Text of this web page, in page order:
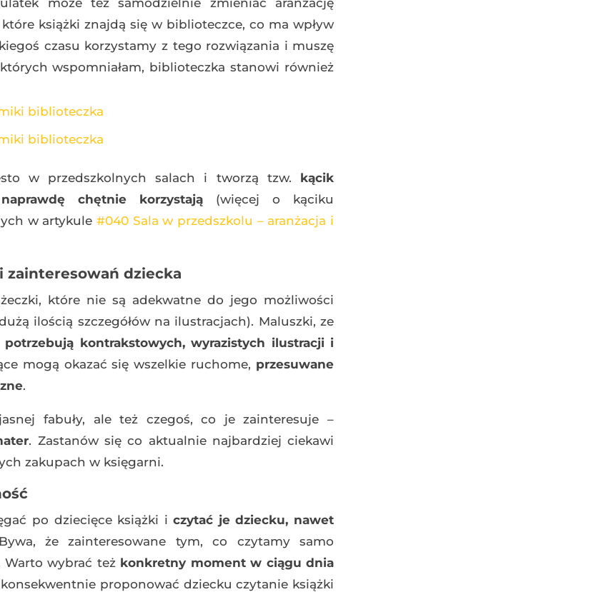
książki znajdą się w biblioteczce, co ma wpływ
czasu korzystamy z tego rozwiązania i muszę
wspomniałam, biblioteczka stanowi również
w przedszkolnych salach i tworzą tzw. kącik
chętnie korzystają (więcej o kąciku
w artykule#040 Sala w przedszkolu – aranżacja i
zainteresowań dziecka
które nie są adekwatne do jego możliwości
ilością szczegółów na ilustracjach). Maluszki, ze
potrzebują kontrakstowych, wyrazistych ilustracji i
mogą okazać się wszelkie ruchome, przesuwane
.
fabuły, ale też czegoś, co je zainteresuje –
. Zastanów się co aktualnie najbardziej ciekawi
zakupach w księgarni.
po dziecięce książki iczytać je dziecku, nawet
że zainteresowane tym, co czytamy samo
wybrać też konkretny moment w ciągu dnia
proponować dziecku czytanie książki